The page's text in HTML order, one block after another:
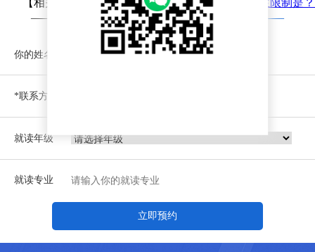
【相关文章推荐】 2022年广东省三二分段考试招生限制是？
—— 没找你想要的专升本资讯？预约免费咨询 ——
你的姓名
*联系方式
就读年级
就读专业
立即预约